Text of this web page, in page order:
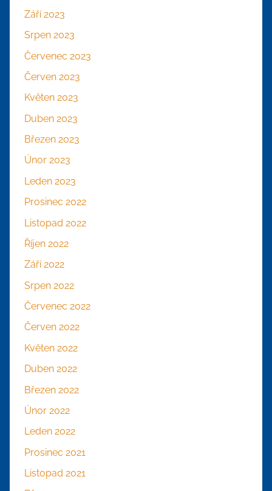
Září 2023
Srpen 2023
Červenec 2023
Červen 2023
Květen 2023
Duben 2023
Březen 2023
Únor 2023
Leden 2023
Prosinec 2022
Listopad 2022
Říjen 2022
Září 2022
Srpen 2022
Červenec 2022
Červen 2022
Květen 2022
Duben 2022
Březen 2022
Únor 2022
Leden 2022
Prosinec 2021
Listopad 2021